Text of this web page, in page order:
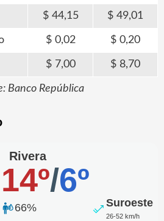
44,15 49,01
0,02 0,20
7,00 8,70
Banco República
Rivera
14º/6º
66% Suroeste
26-52 km/h